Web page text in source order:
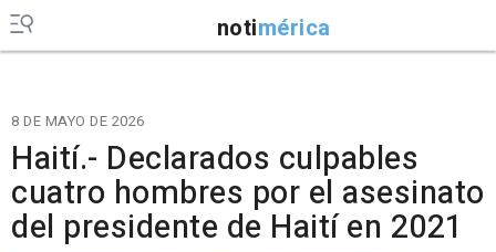
notimérica
8 DE MAYO DE 2026
Haití.- Declarados culpables
cuatro hombres por el asesinato
del presidente de Haití en 2021